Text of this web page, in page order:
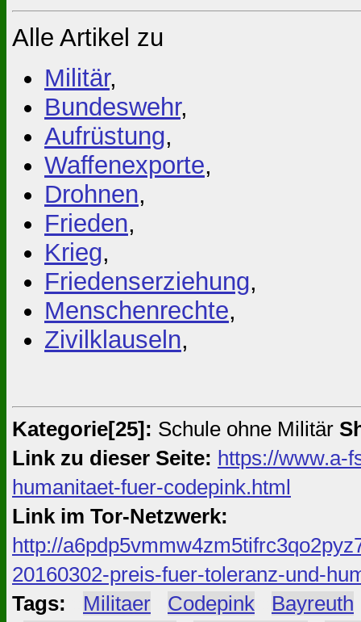
Alle Artikel zu
Militär,
Bundeswehr,
Aufrüstung,
Waffenexporte,
Drohnen,
Frieden,
Krieg,
Friedenserziehung,
Menschenrechte,
Zivilklauseln,
Kategorie[25]: Schule ohne Militär
Link zu dieser Seite: https://www.a-
humanitaet-fuer-codepink.html
Link im Tor-Netzwerk:
http://
20160302-preis-fuer-toleranz-und-
Tags:
Militaer Codepink Bayreuth